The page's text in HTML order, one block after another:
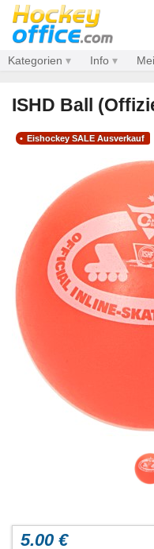
Kategorien Info
ISHD Ball
Eishockey SALE Ausverkauf
5.00 €